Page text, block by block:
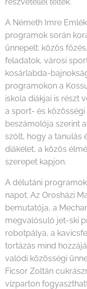
A Németh Imre
programok során
ünnepelt: közös
feladatok, városi
kosárlabda-
programokon a
iskola diákjai is részt
a sport- és
beszámolója szerint
szólt, hogy a tanulás
diákélet, a közös
szerepet kapjon.
A délutáni
napot. Az Orosházi
bemutatója, a
megvalósuló jet-ski
robotpálya, a
tortázás mind
valódi közösségi
Ficsor Zoltán
vízparton